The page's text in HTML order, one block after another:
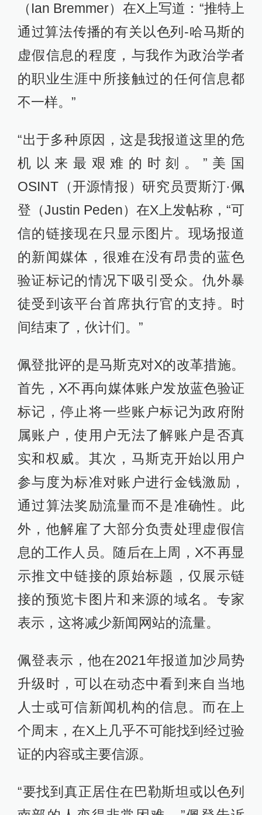
（Ian Bremmer）在X上写道：“推特上
通过算法传播的有关以色列-哈马斯的
虚假信息的程度，与我作为政治学者
的职业生涯中所接触过的任何信息都
不一样。”
“出于多种原因，这是我报道这里的危
机以来最艰难的时刻。”美国
OSINT（开源情报）研究员贾斯汀·佩
登（Justin Peden）在X上发帖称，“可
信的链接现在只显示图片。现场报道
的新闻媒体，很难在没有昂贵的蓝色
验证标记的情况下吸引受众。仇外暴
徒受到该平台首席执行官的支持。时
间结束了，伙计们。”
佩登批评的是马斯克对X的改革措施。
首先，X不再向媒体账户发放蓝色验证
标记，停止将一些账户标记为政府附
属账户，使用户无法了解账户是否真
实和权威。其次，马斯克开始以用户
参与度为标准对账户进行金钱激励，
通过算法奖励流量而不是准确性。此
外，他解雇了大部分负责处理虚假信
息的工作人员。随后在上周，X不再显
示推文中链接的原始标题，仅展示链
接的预览卡图片和来源的域名。专家
表示，这将减少新闻网站的流量。
佩登表示，他在2021年报道加沙局势
升级时，可以在动态中看到来自当地
人士或可信新闻机构的信息。而在上
个周末，在X上几乎不可能找到经过验
证的内容或主要信源。
“要找到真正居住在巴勒斯坦或以色列